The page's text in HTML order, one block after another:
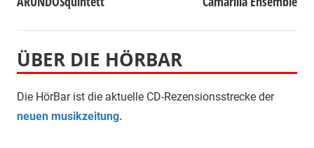
ÜBER DIE HÖRBAR
Die HörBar ist die aktuelle CD-Rezensionsstrecke der
neuen musikzeitung.